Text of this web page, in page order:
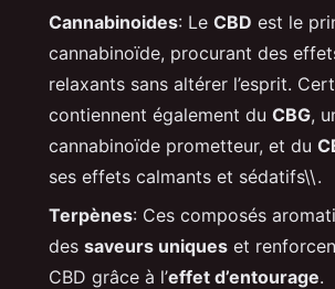
Cannabinoides: Le CBD est le
cannabinoïde, procurant des
relaxants sans altérer l’esprit.
contiennent également du CBG,
cannabinoïde prometteur, et du
ses effets calmants et sédatifs\\.
Terpènes: Ces composés
des saveurs uniques et
CBD grâce à l’effet d’entourage.